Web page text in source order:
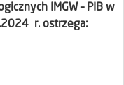
IMGW – PIB w
r. ostrzega: